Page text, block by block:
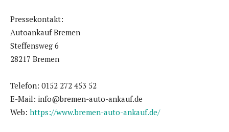
Pressekontakt:
Autoankauf Bremen
Steffensweg 6
28217 Bremen
Telefon: 0152 272 453 52
E-Mail: info@bremen-auto-ankauf.de
Web: https://www.bremen-auto-ankauf.de/